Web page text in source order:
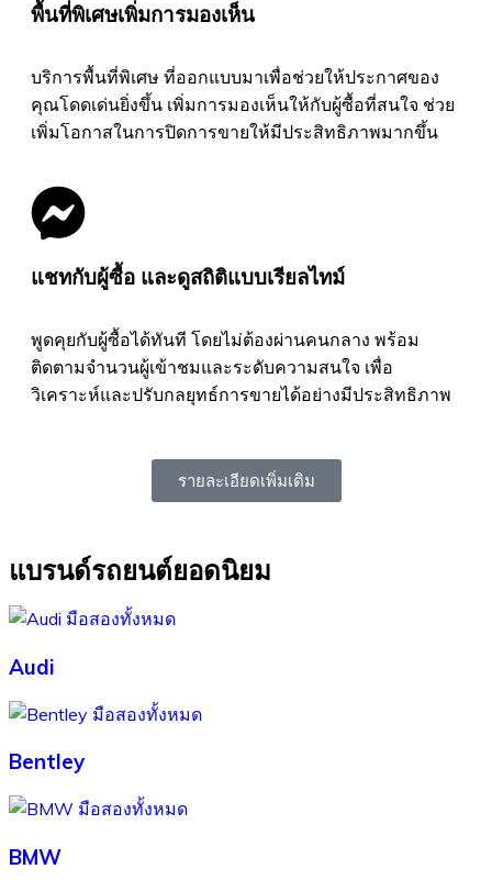
พื้นที่พิเศษเพิ่มการมองเห็น
บริการพื้นที่พิเศษ ที่ออกแบบมาเพื่อช่วยให้ประกาศของ
คุณโดดเด่นยิ่งขึ้น เพิ่มการมองเห็นให้กับผู้ซื้อที่สนใจ ช่วย
เพิ่มโอกาสในการปิดการขายให้มีประสิทธิภาพมากขึ้น
แชทกับผู้ซื้อ และดูสถิติแบบเรียลไทม์
พูดคุยกับผู้ซื้อได้ทันที โดยไม่ต้องผ่านคนกลาง พร้อม
ติดตามจำนวนผู้เข้าชมและระดับความสนใจ เพื่อ
วิเคราะห์และปรับกลยุทธ์การขายได้อย่างมีประสิทธิภาพ
รายละเอียดเพิ่มเติม
แบรนด์รถยนต์ยอดนิยม
Audi
Bentley
BMW